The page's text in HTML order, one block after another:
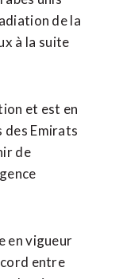
de la
à la ⁠suite
et est en
Emirats
de
en ​vigueur
entre